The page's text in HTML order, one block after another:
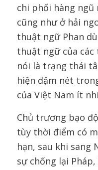
chi phối hàng
cũng như ở hải
thuật ngữ Phan
thuật ngữ của các
nói là trạng thái
hiện đậm nét
của Việt Nam ít
Chủ trương bạo
tùy thời điểm có
hạn, sau khi sang
sự chống lại